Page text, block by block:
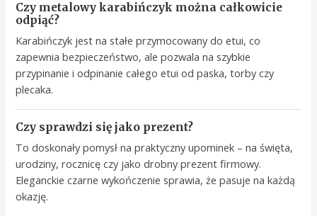
Czy metalowy karabińczyk można całkowicie
odpiąć?
Karabińczyk jest na stałe przymocowany do etui, co
zapewnia bezpieczeństwo, ale pozwala na szybkie
przypinanie i odpinanie całego etui od paska, torby czy
plecaka.
Czy sprawdzi się jako prezent?
To doskonały pomysł na praktyczny upominek – na święta,
urodziny, rocznicę czy jako drobny prezent firmowy.
Eleganckie czarne wykończenie sprawia, że pasuje na każdą
okazję.